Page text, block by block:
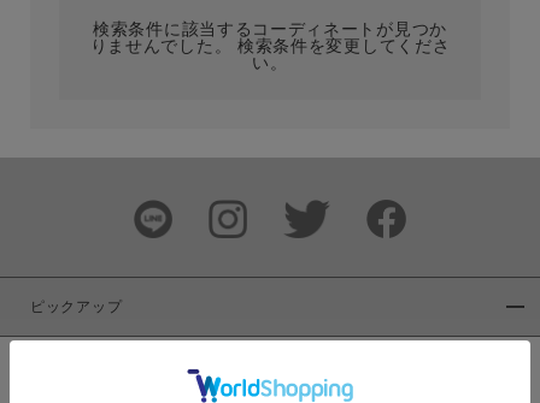
ブランド
検索条件に該当するコーディネートが見つか
りませんでした。 検索条件を変更してくださ
い。
ピックアップ